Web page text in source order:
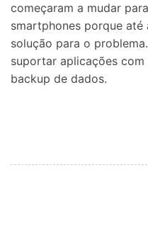
começaram a mudar
smartphones porque até
solução para o
suportar aplicações
backup de dados.